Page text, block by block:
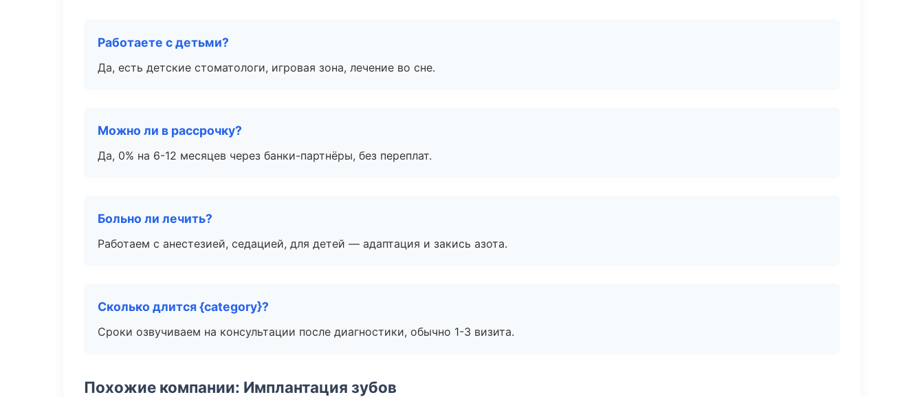
Работаете с детьми?
Да, есть детские стоматологи, игровая зона, лечение во сне.
Можно ли в рассрочку?
Да, 0% на 6-12 месяцев через банки-партнёры, без переплат.
Больно ли лечить?
Работаем с анестезией, седацией, для детей — адаптация и закись азота.
Сколько длится {category}?
Сроки озвучиваем на консультации после диагностики, обычно 1-3 визита.
Похожие компании: Имплантация зубов